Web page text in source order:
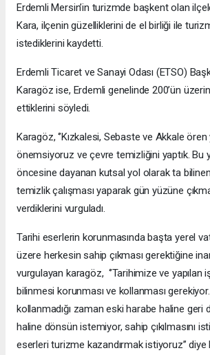
Erdemli Mersin’in turizmde başkent olan
Kara, ilçenin güzelliklerini de el birliği ile
istediklerini kaydetti.
Erdemli Ticaret ve Sanayi Odası (ETSO)
Karagöz ise, Erdemli genelinde 200’ün
ettiklerini söyledi.
Karagöz, ‘’Kızkalesi, Sebaste ve Akkale
önemsiyoruz ve çevre temizliğini yaptık. Bu
öncesine dayanan kutsal yol olarak ta
temizlik çalışması yaparak gün yüzüne
verdiklerini vurguladı.
Tarihi eserlerin korunmasında başta yerel
üzere herkesin sahip çıkması gerektiğine
vurgulayan karagöz, ‘’Tarihimize ve yapılan
bilinmesi korunması ve kollanması
kollanmadığı zaman eski harabe haline geri
haline dönsün istemiyor, sahip çıkılmasını
eserleri turizme kazandırmak istiyoruz’’ diye